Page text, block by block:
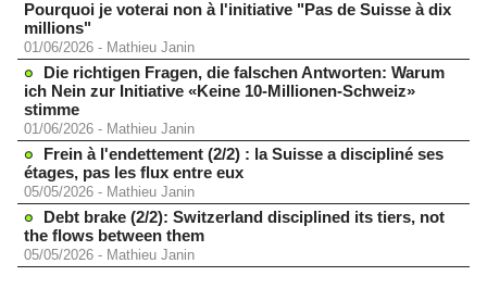
Pourquoi je voterai non à l'initiative "Pas de Suisse à dix
millions"
01/06/2026 - Mathieu Janin
Die richtigen Fragen, die falschen Antworten: Warum
ich Nein zur Initiative «Keine 10-Millionen-Schweiz»
stimme
01/06/2026 - Mathieu Janin
Frein à l'endettement (2/2) : la Suisse a discipliné ses
étages, pas les flux entre eux
05/05/2026 - Mathieu Janin
Debt brake (2/2): Switzerland disciplined its tiers, not
the flows between them
05/05/2026 - Mathieu Janin